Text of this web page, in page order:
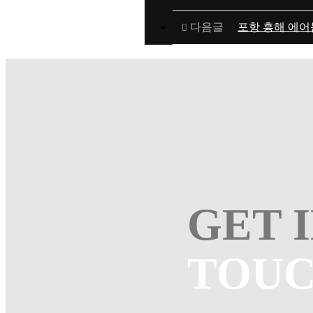
다음글 포항 흥해 에어
GET